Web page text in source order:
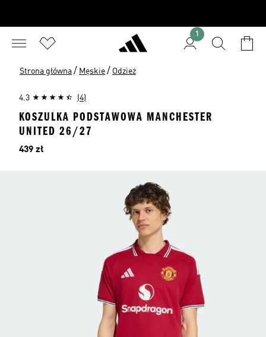
1
Strona główna / Męskie / Odzież
4.3 (4)
KOSZULKA PODSTAWOWA MANCHESTER
UNITED 26/27
Cena
439 zł